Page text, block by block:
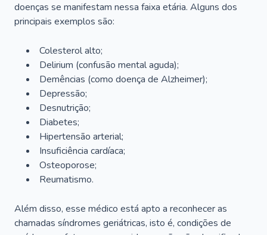
doenças se manifestam nessa faixa etária. Alguns dos
principais exemplos são:
Colesterol alto;
Delirium (confusão mental aguda);
Demências (como doença de Alzheimer);
Depressão;
Desnutrição;
Diabetes;
Hipertensão arterial;
Insuficiência cardíaca;
Osteoporose;
Reumatismo.
Além disso, esse médico está apto a reconhecer as
chamadas síndromes geriátricas, isto é, condições de